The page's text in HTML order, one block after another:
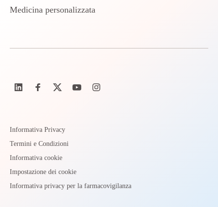
Medicina personalizzata
Informativa Privacy
Termini e Condizioni
Informativa cookie
Impostazione dei cookie
Informativa privacy per la farmacovigilanza